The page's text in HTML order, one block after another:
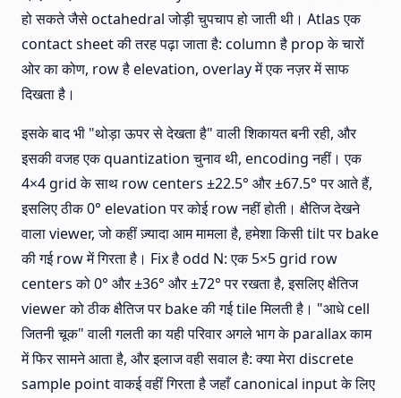
हो सकते जैसे octahedral जोड़ी चुपचाप हो जाती थी। Atlas एक
contact sheet की तरह पढ़ा जाता है: column है prop के चारों
ओर का कोण, row है elevation, overlay में एक नज़र में साफ
दिखता है।
इसके बाद भी "थोड़ा ऊपर से देखता है" वाली शिकायत बनी रही, और
इसकी वजह एक quantization चुनाव थी, encoding नहीं। एक
4×4 grid के साथ row centers ±22.5° और ±67.5° पर आते हैं,
इसलिए ठीक 0° elevation पर कोई row नहीं होती। क्षैतिज देखने
वाला viewer, जो कहीं ज़्यादा आम मामला है, हमेशा किसी tilt पर bake
की गई row में गिरता है। Fix है odd N: एक 5×5 grid row
centers को 0° और ±36° और ±72° पर रखता है, इसलिए क्षैतिज
viewer को ठीक क्षैतिज पर bake की गई tile मिलती है। "आधे cell
जितनी चूक" वाली गलती का यही परिवार अगले भाग के parallax काम
में फिर सामने आता है, और इलाज वही सवाल है: क्या मेरा discrete
sample point वाकई वहीं गिरता है जहाँ canonical input के लिए